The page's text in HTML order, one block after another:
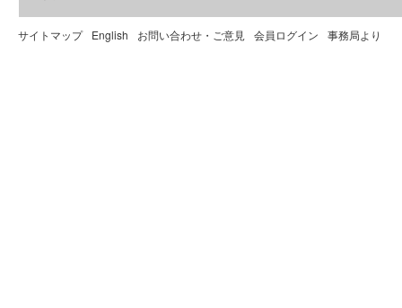
サイトマップ English お問い合わせ・ご意見 会員ログイン 事務局より